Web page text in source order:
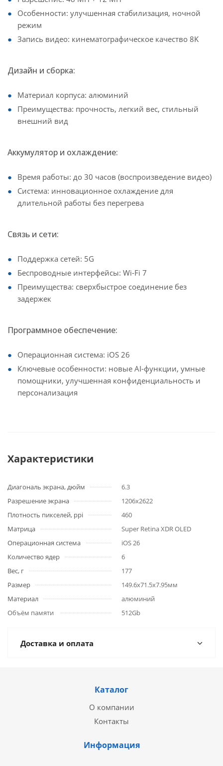
Особенности: улучшенная стабилизация, ночной
режим
Запись видео: кинематографическое качество 8K
Дизайн и сборка:
Материал корпуса: алюминий
Преимущества: прочность, легкий вес, стильный
внешний вид
Аккумулятор и охлаждение:
Время работы: до 30 часов (воспроизведение видео)
Система: инновационное охлаждение для
длительной работы без перегрева
Связь и сети:
Поддержка сетей: 5G
Беспроводные интерфейсы: Wi-Fi 7
Преимущества: сверхбыстрое соединение без
задержек
Программное обеспечение:
Операционная система: iOS 26
Ключевые особенности: новые AI-функции, умные
помощники, улучшенная конфиденциальность и
персонализация
Характеристики
Диагональ экрана, дюйм
6.3
Разрешение экрана
1206x2622
Плотность пикселей, ppi
460
Матрица
Super Retina XDR OLED
Операционная система
iOS 26
Количество ядер
6
Вес, г
177
Размер
149.6x71.5x7.95мм
Материал
алюминий
Объём памяти
512Gb
Доставка и оплата
Каталог
О компании
Контакты
Информация